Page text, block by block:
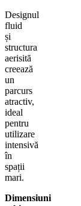
Designul
fluid
și
structura
aerisită
creează
un
parcurs
atractiv,
ideal
pentru
utilizare
intensivă
în
spații
mari.
Dimensiuni